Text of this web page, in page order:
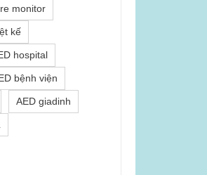
monitor
kế
hospital
bệnh viện
AED giadinh